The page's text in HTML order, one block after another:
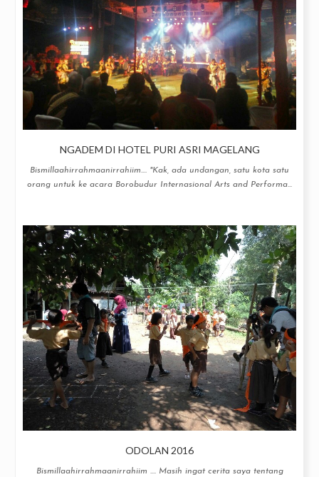
NGADEM DI HOTEL PURI ASRI MAGELANG
Bismillaahirrahmaanirrahiim.... "Kak, ada undangan, satu kota satu
orang untuk ke acara Borobudur Internasional Arts and Performa...
ODOLAN 2016
Bismillaahirrahmaanirrahiim .... Masih ingat cerita saya tentang